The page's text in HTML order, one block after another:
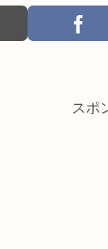
スポ